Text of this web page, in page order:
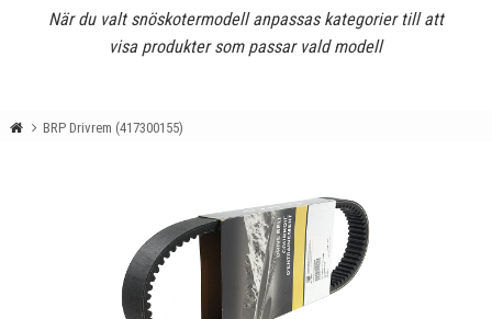
När du valt snöskotermodell anpassas kategorier till att
visa produkter som passar vald modell
BRP Drivrem (417300155)